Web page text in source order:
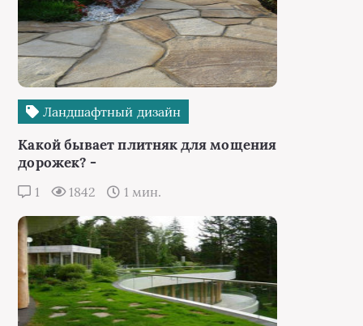
Ландшафтный дизайн
Какой бывает плитняк для мощения
дорожек? -
1 1842 1 мин.